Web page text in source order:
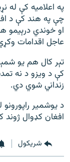
په اعلامیه کې له
چې په هند کې د
او خوندي درېیمو
عاجل اقدامات
تېر کال هم یو
کې د ویزو د نه
زنداني شوي دي.
د یوشمیر
افغان کډوال ژوند
شريکول